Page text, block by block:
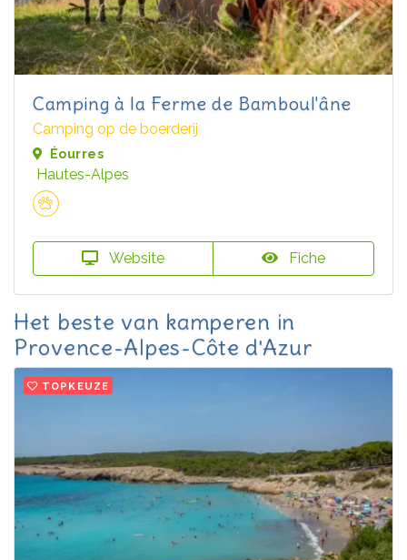
Camping à la Ferme de Bamboul'âne
Camping op de boerderij
Éourres
Hautes-Alpes
Website Fiche
Het beste van kamperen in
Provence-Alpes-Côte d'Azur
TOPKEUZE